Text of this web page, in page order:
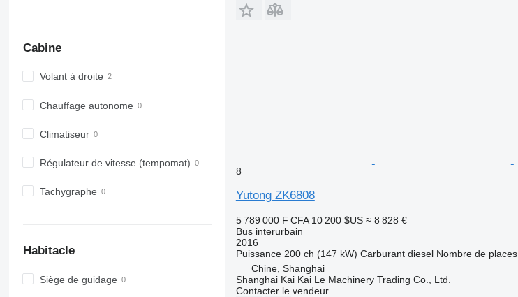
Cabine
Volant à droite
Chauffage autonome
Climatiseur
Régulateur de vitesse (tempomat)
Tachygraphe
Habitacle
Siège de guidage
8
Yutong ZK6808
5 789 000 F CFA 10 200 $US ≈ 8 828 €
Bus interurbain
2016
Puissance 200 ch (147 kW) Carburant diesel Nombre de places
Chine, Shanghai
Shanghai Kai Kai Le Machinery Trading Co., Ltd.
Contacter le vendeur